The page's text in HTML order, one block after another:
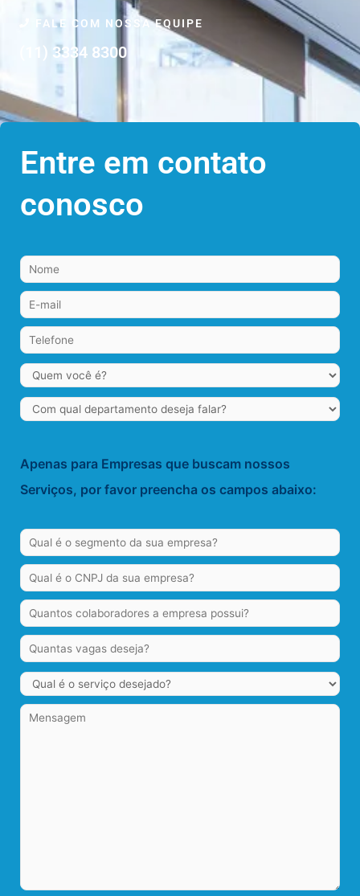
FALE COM NOSSA EQUIPE
(11) 3334 8300
Entre em contato
conosco
Apenas para Empresas que buscam nossos
Serviços, por favor preencha os campos abaixo: